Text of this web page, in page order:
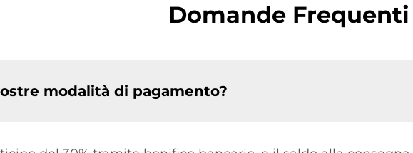
Domande Frequenti
modalità di pagamento?